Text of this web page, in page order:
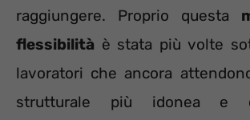
raggiungere. Proprio questa
flessibilità è stata più volte
lavoratori che ancora
strutturale più idonea e